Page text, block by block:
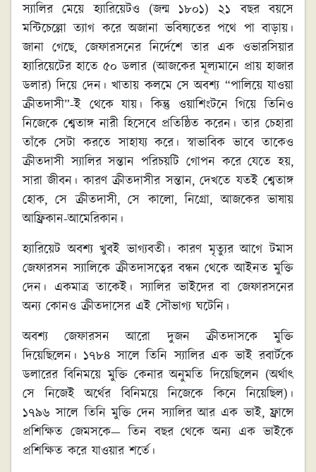
স্যালির মেয়ে হ্যারিয়েটও (জন্ম ১৮০১) ২১ বছর বয়সে
মন্টিচেল্লো ত্যাগ করে অজানা ভবিষ্যতের পথে পা বাড়ায়।
জানা গেছে, জেফারসনের নির্দেশে তার এক ওভারসিয়ার
হ্যারিয়েটের হাতে ৫০ ডলার (আজকের মূল্যমানে প্রায় হাজার
ডলার) দিয়ে দেন। খাতায় কলমে সে অবশ্য “পালিয়ে যাওয়া
ক্রীতদাসী”-ই থেকে যায়। কিন্তু ওয়াশিংটনে গিয়ে তিনিও
নিজেকে শ্বেতাঙ্গ নারী হিসেবে প্রতিষ্ঠিত করেন। তার চেহারা
তাঁকে সেটা করতে সাহায্য করে। স্বাভাবিক ভাবে তাকেও
ক্রীতদাসী স্যালির সন্তান পরিচয়টি গোপন করে যেতে হয়,
সারা জীবন। কারণ ক্রীতদাসীর সন্তান, দেখতে যতই শ্বেতাঙ্গ
হোক, সে ক্রীতদাসী, সে কালো, নিগ্রো, আজকের ভাষায়
আফ্রিকান-আমেরিকান।
হ্যারিয়েট অবশ্য খুবই ভাগ্যবতী। কারণ মৃত্যুর আগে টমাস
জেফারসন স্যালিকে ক্রীতদাসত্বের বন্ধন থেকে আইনত মুক্তি
দেন। একমাত্র তাকেই। স্যালির ভাইদের বা জেফারসনের
অন্য কোনও ক্রীতদাসের এই সৌভাগ্য ঘটেনি।
অবশ্য জেফারসন আরো দুজন ক্রীতদাসকে মুক্তি
দিয়েছিলেন। ১৭৮৪ সালে তিনি স্যালির এক ভাই রবার্টকে
ডলারের বিনিময়ে মুক্তি কেনার অনুমতি দিয়েছিলেন (অর্থাৎ
সে নিজেই অর্থের বিনিময়ে নিজেকে কিনে নিয়েছিল)।
১৭৯৬ সালে তিনি মুক্তি দেন স্যালির আর এক ভাই, ফ্রান্সে
প্রশিক্ষিত জেমসকে— তিন বছর থেকে অন্য এক ভাইকে
প্রশিক্ষিত করে যাওয়ার শর্তে।